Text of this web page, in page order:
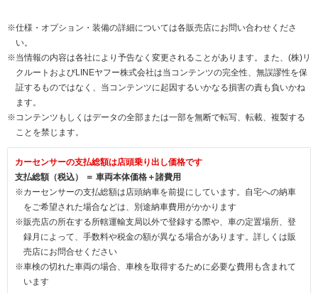
※仕様・オプション・装備の詳細については各販売店にお問い合わせくださ
い。
※当情報の内容は各社により予告なく変更されることがあります。また、(株)リ
クルートおよびLINEヤフー株式会社は当コンテンツの完全性、無誤謬性を保
証するものではなく、当コンテンツに起因するいかなる損害の責も負いかね
ます。
※コンテンツもしくはデータの全部または一部を無断で転写、転載、複製する
ことを禁じます。
カーセンサーの支払総額は店頭乗り出し価格です
支払総額（税込） ＝ 車両本体価格＋諸費用
※カーセンサーの支払総額は店頭納車を前提にしています。自宅への納車
をご希望された場合などは、別途納車費用がかかります
※販売店の所在する所轄運輸支局以外で登録する際や、車の定置場所、登
録月によって、手数料や税金の額が異なる場合があります。詳しくは販
売店にお問合せください
※車検の切れた車両の場合、車検を取得するために必要な費用も含まれて
います